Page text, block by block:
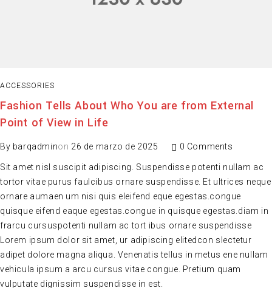
ACCESSORIES
Fashion Tells About Who You are from External
Point of View in Life
By barqadminon 26 de marzo de 2025 0 Comments
Sit amet nisl suscipit adipiscing. Suspendisse potenti nullam ac
tortor vitae purus faulcibus ornare suspendisse. Et ultrices neque
ornare aumaen um nisi quis eleifend eque egestas.congue
quisque eifend eaque egestas.congue in quisque egestas.diam in
frarcu cursuspotenti nullam ac tort ibus ornare suspendisse
Lorem ipsum dolor sit amet, ur adipiscing elitedcon slectetur
adipet dolore magna aliqua. Venenatis tellus in metus ene nullam
vehicula ipsum a arcu cursus vitae congue. Pretium quam
vulputate dignissim suspendisse in est.